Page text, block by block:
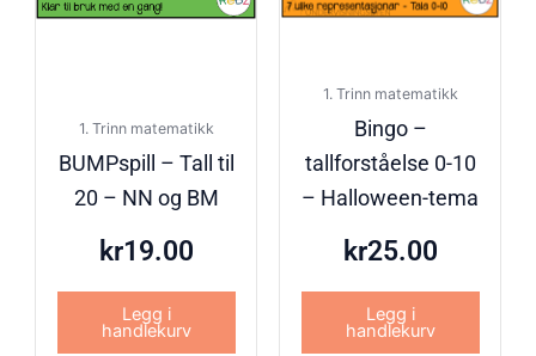
1. Trinn matematikk
BUMPspill – Tall til
20 – NN og BM
kr19.00
Legg i
handlekurv
1. Trinn matematikk
Bingo –
tallforståelse 0-10
– Halloween-tema
kr25.00
Legg i
handlekurv